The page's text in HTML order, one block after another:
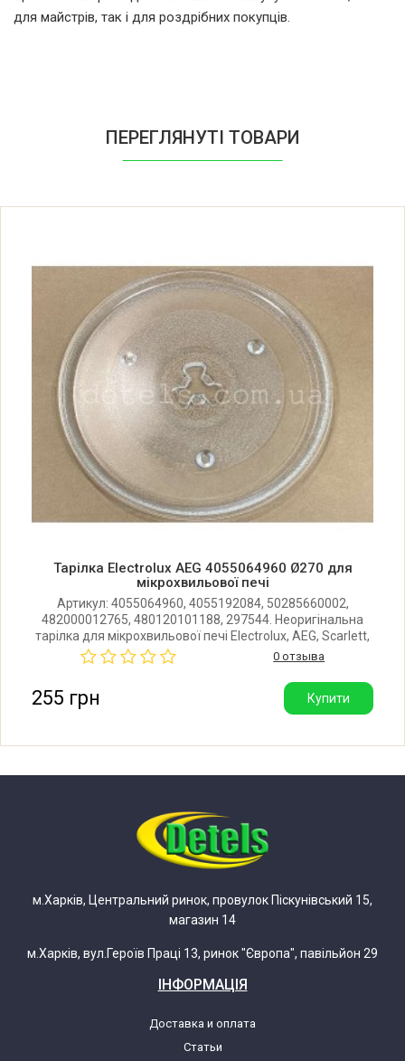
Electrolux EMS21200K 947607360 00
Electrolux EMS20400W NewStndard
947607330 00
Electrolux EMS20400S NewStndard
947607331 00
Electrolux EMS20400K NewStndard
947607332 00
Electrolux EMS21400W NewStndard
947607361 00
Electrolux EMS21400S NewStndard
947607362 00
Electrolux EMS21400W NewStndard
947607380 00
Electrolux EMM21150K 947607424 00
Electrolux EMS21400S 947607438 00
Electrolux EMM2015 947607149 00
Electrolux EMM2015S 947607150 00
Electrolux EMM2015S 947607181 00
для майстрів, так і для роздрібних покупців.
ПЕРЕГЛЯНУТІ ТОВАРИ
Тарілка Electrolux AEG 4055064960 Ø270 для
мікрохвильової печі
Артикул: 4055064960, 4055192084, 50285660002,
482000012765, 480120101188, 297544. Неоригінальна
тарілка для мікрохвильової печі Electrolux, AEG, Scarlett,
Whirlpool, Gorenje, Zelmer. Діаметр: 270 мм. Виробник:
Китай. Відмінна якість.
0 отзыва
255 грн Купити
м.Харків, Центральний ринок, провулок Піскунівський 15,
магазин 14
м.Харків, вул.Героїв Праці 13, ринок "Європа", павільйон 29
ІНФОРМАЦІЯ
Доставка и оплата
Статьи